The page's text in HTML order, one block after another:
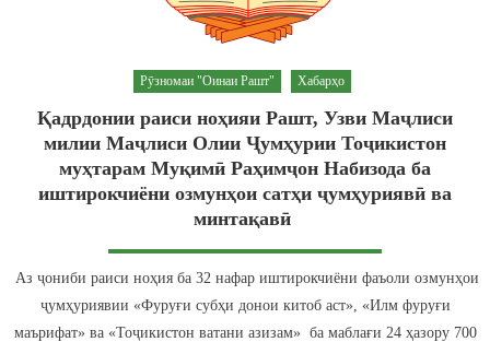
Рӯзномаи "Оинаи Рашт" Хабарҳо
Қадрдонии раиси ноҳияи Рашт, Узви Маҷлиси
милии Маҷлиси Олии Ҷумҳурии Тоҷикистон
муҳтарам Муқимӣ Раҳимҷон Набизода ба
иштирокчиёни озмунҳои сатҳи ҷумҳуриявӣ ва
минтақавӣ
Аз ҷониби раиси ноҳия ба 32 нафар иштирокчиёни фаъоли озмунҳои
ҷумҳуриявии «Фуруғи субҳи донои китоб аст», «Илм фуруғи
маърифат» ва «Тоҷикистон ватани азизам» ба маблағи 24 ҳазору 700